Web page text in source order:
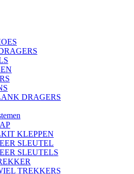
DRAGERS
KLEPPEN
SLEUTEL
SLEUTELS
TREKKERS